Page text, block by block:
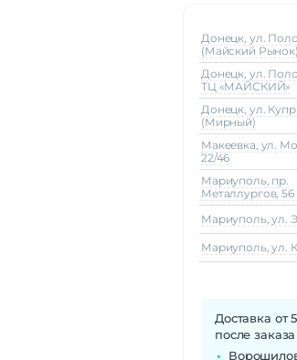
Донецк, ул.
(Майский Рынок)
Донецк, ул.
ТЦ «МАЙСКИЙ»
Донецк, ул.
(Мирный)
Макеeвка, ул.
22/46
Мариуполь, пр.
Металлургов, 56
Мариуполь, ул.
Мариуполь, ул.
Доставка от
после